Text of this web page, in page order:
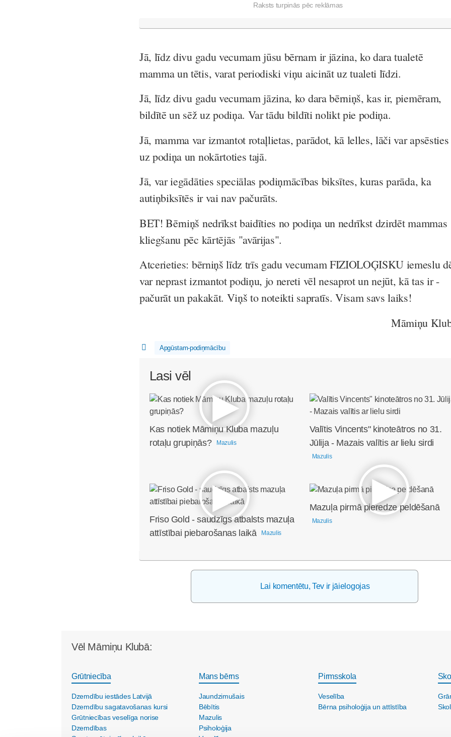
Raksts turpinās pēc reklāmas
Jā, līdz divu gadu vecumam jūsu bērnam ir jāzina, ko dara tualetē
mamma un tētis, varat periodiski viņu aicināt uz tualeti līdzi.
Jā, līdz divu gadu vecumam jāzina, ko dara bērniņš, kas ir, piemēram,
bildītē un sēž uz podiņa. Var tādu bildīti nolikt pie podiņa.
Jā, mamma var izmantot rotaļlietas, parādot, kā lelles, lāči var apsēsties
uz podiņa un nokārtoties tajā.
Jā, var iegādāties speciālas podiņmācības biksītes, kuras parāda, ka
autiņbiksītēs ir vai nav pačurāts.
BET! Bērniņš nedrīkst baidīties no podiņa un nedrīkst dzirdēt mammas
kliegšanu pēc kārtējās "avārijas".
Atcerieties: bērniņš līdz trīs gadu vecumam FIZIOLOĢISKU iemeslu
var neprast izmantot podiņu, jo nereti vēl nesaprot un nejūt, kā tas ir -
pačurāt un pakakāt. Viņš to noteikti sapratīs. Visam savs laiks!
Māmiņu
Apgūstam-podiņmācību
Lasi vēl
Kas notiek Māmiņu Kluba mazuļu
rotaļu grupiņās?
Mazulis
Valītis Vincents" kinoteātros no 31.
Jūlija - Mazais valītis ar lielu sirdi
Mazulis
Friso Gold - saudzīgs atbalsts mazuļa
attīstībai piebarošanas laikā
Mazulis
Mazuļa pirmā pieredze peldēšanā
Mazulis
Lai komentētu, Tev ir jāielogojas
Vēl Māmiņu Klubā:
Grūtniecība
Dzemdību iestādes Latvijā
Dzemdību sagatavošanas kursi
Grūtniecības veselīga norise
Dzemdības
Mans bērns
Jaundzimušais
Bēbītis
Mazulis
Psiholoģija
Pirmsskola
Veselība
Bērna psiholoģija un attīstība